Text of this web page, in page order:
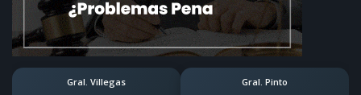
Gral. Villegas Gral. Pinto